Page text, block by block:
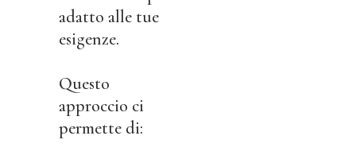
adatto alle tue
esigenze.
Questo
approccio ci
permette di: